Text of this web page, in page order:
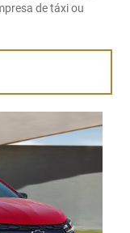
de táxi ou